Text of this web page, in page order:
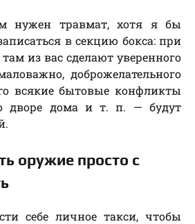
нужен травмат, хотя я бы
в секцию бокса: при
из вас сделают уверенного
доброжелательного
всякие бытовые конфликты
дворе дома и т. п. — будут
оружие просто с
себе личное такси, чтобы